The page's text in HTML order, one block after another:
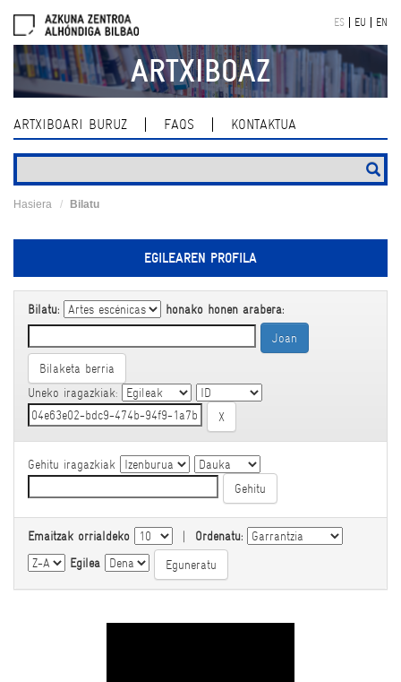
navigation
ES EU EN
ARTXIBOAZ
ARTXIBOARI BURUZ FAQS KONTAKTUA
Hasiera Bilatu
EGILEAREN PROFILA
Bilatu: honako honen arabera:
Bilaketa berria
Uneko iragazkiak:
Gehitu iragazkiak
Emaitzak orrialdeko | Ordenatu:
Egilea